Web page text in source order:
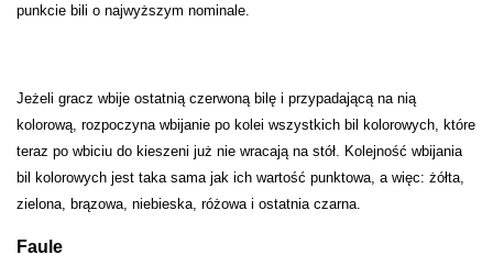
punkcie bili o najwyższym nominale.
Jeżeli gracz wbije ostatnią czerwoną bilę i przypadającą na nią
kolorową, rozpoczyna wbijanie po kolei wszystkich bil kolorowych, które
teraz po wbiciu do kieszeni już nie wracają na stół. Kolejność wbijania
bil kolorowych jest taka sama jak ich wartość punktowa, a więc: żółta,
zielona, brązowa, niebieska, różowa i ostatnia czarna.
Faule